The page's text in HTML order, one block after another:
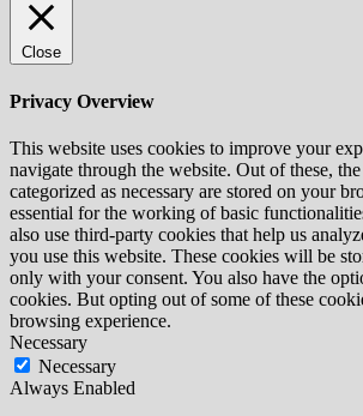
Close
Privacy Overview
This website uses cookies to improve your
navigate through the website. Out of these,
categorized as necessary are stored on your
essential for the working of basic
also use third-party cookies that help us
you use this website. These cookies will be
only with your consent. You also have the
cookies. But opting out of some of these
browsing experience.
Necessary
Necessary
Always Enabled